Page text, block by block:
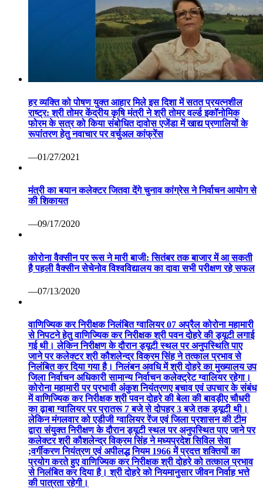
हर व्यक्ति को पोषण युक्त आहार मिले इस दिशा में सतत प्रयत्नशील
राष्ट्र: श्री तोमर केंद्रीय कृषि मंत्री ने श्री तोमर वर्ल्ड इकॉनोमिक
फोरम के सत्र को किया संबोधित दावोस एजेंडा में खाद्य प्रणालियों के
रूपांतरण हेतु नवाचार पर वर्चुअल कांफ्रेंस
—01/27/2021
मंत्री का बयान कलेक्टर जितवा देंगे चुनाव कांग्रेस ने निर्वाचन आयोग से
की शिकायत
—09/17/2020
कोरोना वैक्सीन पर रूस ने मारी बाजी: सितंबर तक बाजार में आ सकती
है पहली वैक्सीन सेचेनोव विश्वविद्यालय का दावा सभी परीक्षण रहे सफल
—07/13/2020
वाणिज्यिक कर निरीक्षक निलंबित ग्वालियर 07 अप्रैल कोरोना महामारी
से निपटने हेतु वाणिज्यिक कर निरीक्षक श्री पवन दोहरे की ड्यूटी लगाई
गई थी। लेकिन निरीक्षण के दौरान ड्यूटी स्थल पर अनुपस्थिति पाए
जाने पर कलेक्टर श्री कौशलेन्द्र विक्रम सिंह ने तत्काल प्रभाव से
निलंबित कर दिया गया है। निलंबन अवधि में श्री दोहरे का मुख्यालय उप
जिला निर्वाचन अधिकारी सामान्य निर्वाचन कलेक्ट्रेट ग्वालियर रहेगा।
कोरोना महामारी पर प्रभावी अंकुश नियंत्रणए बचाव एवं उपचार के संबंध
में वाणिज्यिक कर निरीक्षक श्री पवन दोहरे की बेला की बावड़ीए चौधरी
का ढ़ाबा ग्वालियर पर प्रातरू 7 बजे से दोपहर 3 बजे तक ड्यूटी थी।
लेकिन मंगलवार को एडीजी ग्वालियर रेंज एवं जिला प्रशासन की टीम
द्वारा संयुक्त निरीक्षण के दौरान ड्यूटी स्थल पर अनुपस्थित पाए जाने पर
कलेक्टर श्री कौशलेन्द्र विक्रम सिंह ने मध्यप्रदेश सिविल सेवा
;वर्गीकरण नियंत्रण एवं अपीलद्ध नियम 1966 में प्रदत्त शक्तियों का
प्रयोग करते हुए वाणिज्यिक कर निरीक्षक श्री दोहरे को तत्काल प्रभाव
से निलंबित कर दिया है। श्री दोहरे को नियमानुसार जीवन निर्वाह भत्ते
की पात्रता रहेगी।